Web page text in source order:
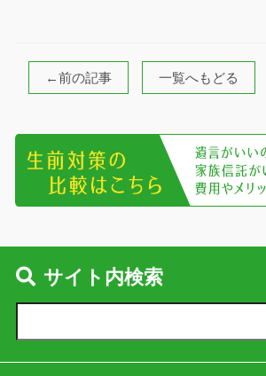
←前の記事 一覧へもどる
サイト内検索